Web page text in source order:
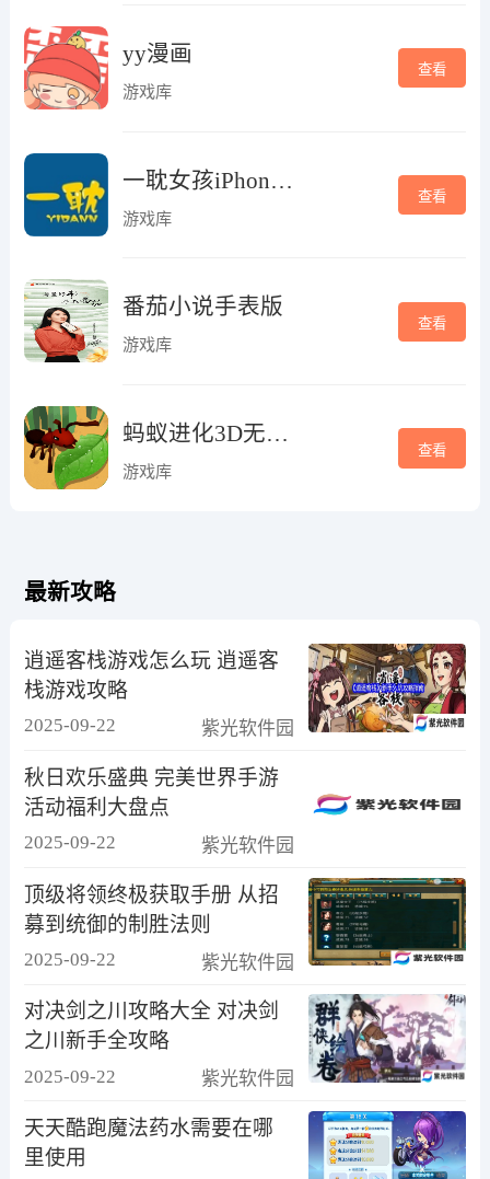
yy漫画
游戏库
查看
一耽女孩iPhone版
游戏库
查看
番茄小说手表版
游戏库
查看
蚂蚁进化3D无广告正版
游戏库
查看
最新攻略
逍遥客栈游戏怎么玩 逍遥客
栈游戏攻略
2025-09-22 紫光软件园
秋日欢乐盛典 完美世界手游
活动福利大盘点
2025-09-22 紫光软件园
顶级将领终极获取手册 从招
募到统御的制胜法则
2025-09-22 紫光软件园
对决剑之川攻略大全 对决剑
之川新手全攻略
2025-09-22 紫光软件园
天天酷跑魔法药水需要在哪
里使用